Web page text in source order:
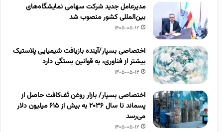
مدیرعامل جدید شرکت سهامی نمایشگاه‌های
بین‌المللی کشور منصوب شد
1405-05-12
اختصاصی بسپار/آینده بازیافت شیمیایی پلاستیک
بیشتر از فناوری، به قوانین بستگی دارد
1405-05-12
اختصاصی بسپار/ بازار روغن تَف‌کافت حاصل از
پسماند تا سال ۲۰۳۶ به بیش از ۶۱۵ میلیون دلار
می‌رسد
1405-05-12